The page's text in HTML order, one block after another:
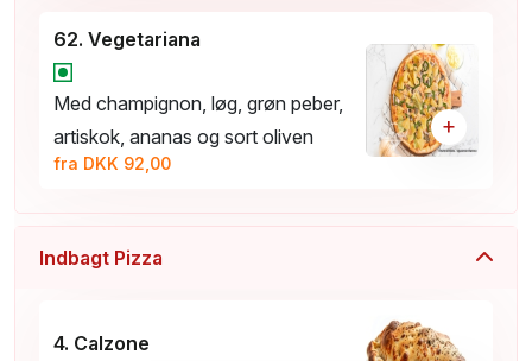
62. Vegetariana
Med champignon, løg, grøn peber,
artiskok, ananas og sort oliven
fra DKK 92,00
+
Indbagt Pizza
4. Calzone